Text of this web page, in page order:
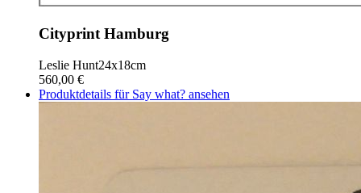
Cityprint Hamburg
Leslie Hunt24x18cm
560,00 €
Produktdetails für Say what? ansehen